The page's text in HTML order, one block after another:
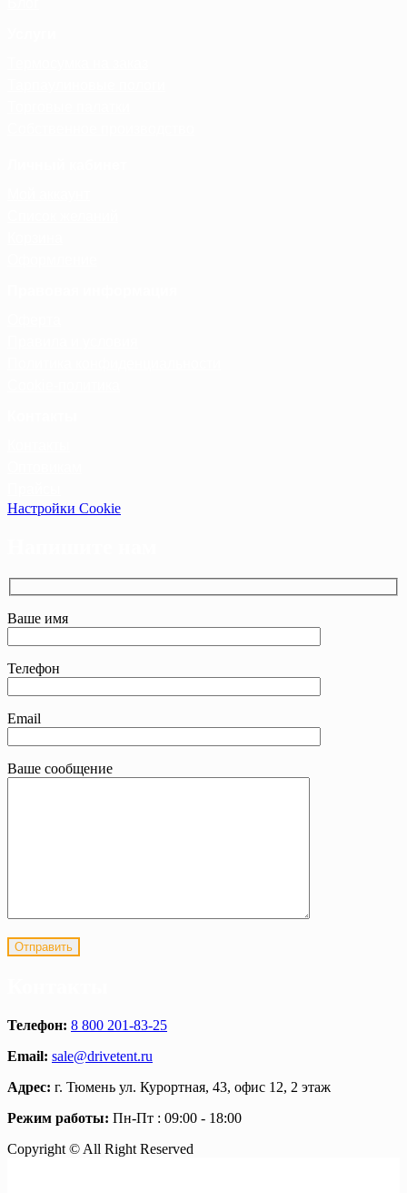
Настройки Cookie
Ваше имя
Телефон
Email
Ваше сообщение
Телефон: 8 800 201-83-25
Email: sale@drivetent.ru
Адрес: г. Тюмень ул. Курортная, 43, офис 12, 2 этаж
Режим работы: Пн-Пт : 09:00 - 18:00
Copyright © All Right Reserved